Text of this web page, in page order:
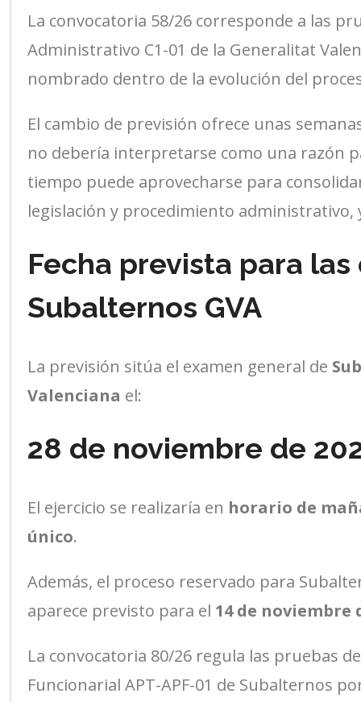
La convocatoria 58/26 corresponde a las
Administrativo C1-01 de la Generalitat
nombrado dentro de la evolución del
El cambio de previsión ofrece unas
no debería interpretarse como una razón
tiempo puede aprovecharse para
legislación y procedimiento administrativo,
Fecha prevista para
Subalternos GVA
La previsión sitúa el examen general de
Valenciana el:
28 de noviembre de
El ejercicio se realizaría en horario de
único.
Además, el proceso reservado para
aparece previsto para el 14 de noviembre
La convocatoria 80/26 regula las pruebas
Funcionarial APT-APF-01 de Subalternos